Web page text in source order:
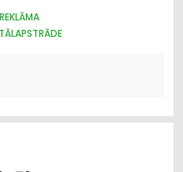
REKLĀMA